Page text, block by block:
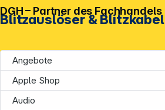
Blitzauslöser & Blitzkabel
Angebote
Apple Shop
Audio
DGH – Partner des Fachhandels